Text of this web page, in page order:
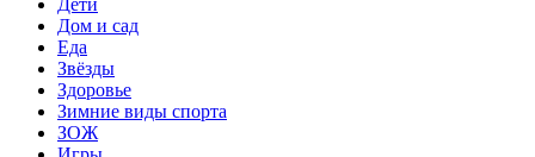
Дом и сад
Еда
Звёзды
Здоровье
Зимние виды спорта
ЗОЖ